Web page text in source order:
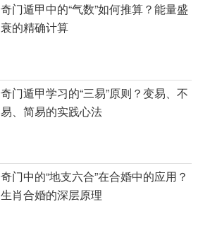
奇门遁甲中的“气数”如何推算？能量盛
衰的精确计算
奇门遁甲学习的“三易”原则？变易、不
易、简易的实践心法
奇门中的“地支六合”在合婚中的应用？
生肖合婚的深层原理